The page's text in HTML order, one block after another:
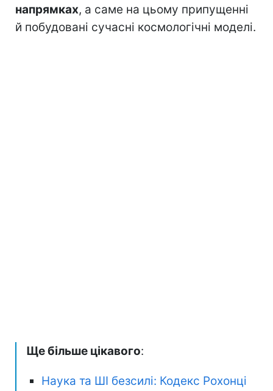
напрямках, а саме на цьому припущенні
й побудовані сучасні космологічні моделі.
Ще більше цікавого:
Наука та ШІ безсилі: Кодекс Рохонці